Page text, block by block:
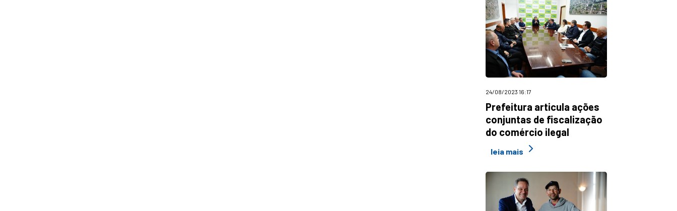
24/08/2023 16:17
Prefeitura articula ações
conjuntas de fiscalização
do comércio ilegal
leia mais